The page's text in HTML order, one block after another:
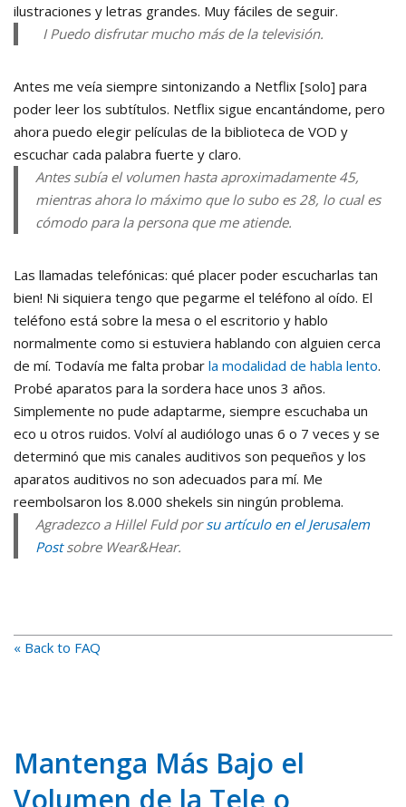
ilustraciones y letras grandes. Muy fáciles de seguir.
I Puedo disfrutar mucho más de la televisión.
Antes me veía siempre sintonizando a Netflix [solo] para
poder leer los subtítulos. Netflix sigue encantándome, pero
ahora puedo elegir películas de la biblioteca de VOD y
escuchar cada palabra fuerte y claro.
Antes subía el volumen hasta aproximadamente 45,
mientras ahora lo máximo que lo subo es 28, lo cual es
cómodo para la persona que me atiende.
Las llamadas telefónicas: qué placer poder escucharlas tan
bien! Ni siquiera tengo que pegarme el teléfono al oído. El
teléfono está sobre la mesa o el escritorio y hablo
normalmente como si estuviera hablando con alguien cerca
de mí. Todavía me falta probar la modalidad de habla lento.
Probé aparatos para la sordera hace unos 3 años.
Simplemente no pude adaptarme, siempre escuchaba un
eco u otros ruidos. Volví al audiólogo unas 6 o 7 veces y se
determinó que mis canales auditivos son pequeños y los
aparatos auditivos no son adecuados para mí. Me
reembolsaron los 8.000 shekels sin ningún problema.
Agradezco a Hillel Fuld porsu artículo en el Jerusalem
Postsobre Wear&Hear.
« Back to FAQ
Mantenga Más Bajo el
Volumen de la Tele o